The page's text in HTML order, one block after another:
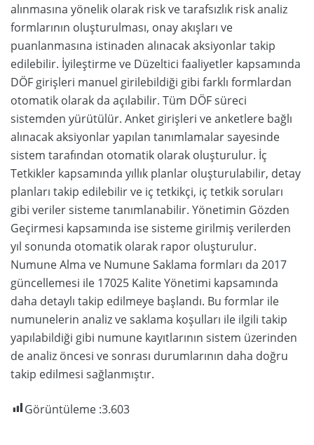
alınmasına yönelik olarak risk ve tarafsızlık risk analiz
formlarının oluşturulması, onay akışları ve
puanlanmasına istinaden alınacak aksiyonlar takip
edilebilir. İyileştirme ve Düzeltici faaliyetler kapsamında
DÖF girişleri manuel girilebildiği gibi farklı formlardan
otomatik olarak da açılabilir. Tüm DÖF süreci
sistemden yürütülür. Anket girişleri ve anketlere bağlı
alınacak aksiyonlar yapılan tanımlamalar sayesinde
sistem tarafından otomatik olarak oluşturulur. İç
Tetkikler kapsamında yıllık planlar oluşturulabilir, detay
planları takip edilebilir ve iç tetkikçi, iç tetkik soruları
gibi veriler sisteme tanımlanabilir. Yönetimin Gözden
Geçirmesi kapsamında ise sisteme girilmiş verilerden
yıl sonunda otomatik olarak rapor oluşturulur.
Numune Alma ve Numune Saklama formları da 2017
güncellemesi ile 17025 Kalite Yönetimi kapsamında
daha detaylı takip edilmeye başlandı. Bu formlar ile
numunelerin analiz ve saklama koşulları ile ilgili takip
yapılabildiği gibi numune kayıtlarının sistem üzerinden
de analiz öncesi ve sonrası durumlarının daha doğru
takip edilmesi sağlanmıştır.
Görüntüleme :3.603